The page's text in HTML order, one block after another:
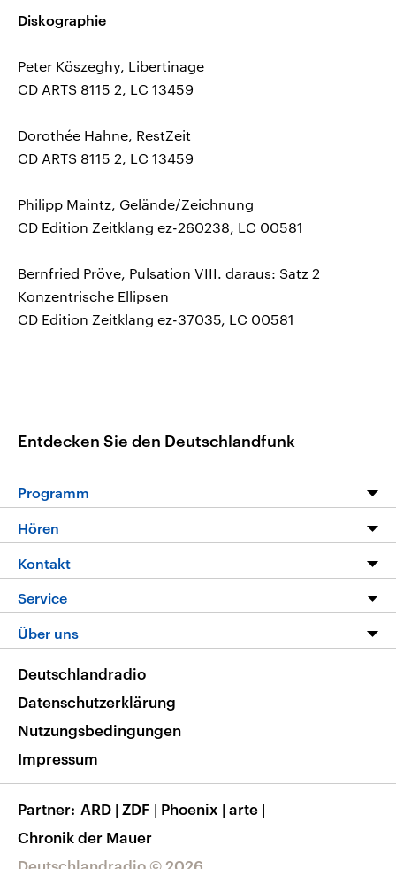
Diskographie
Peter Köszeghy, Libertinage
CD ARTS 8115 2, LC 13459
Dorothée Hahne, RestZeit
CD ARTS 8115 2, LC 13459
Philipp Maintz, Gelände/Zeichnung
CD Edition Zeitklang ez-260238, LC 00581
Bernfried Pröve, Pulsation VIII. daraus: Satz 2
Konzentrische Ellipsen
CD Edition Zeitklang ez-37035, LC 00581
Entdecken Sie den Deutschlandfunk
Programm
Die Nachrichten
Nachrichtenleicht
Neue Beiträge auf dlf.de
Hören
Livestream
Podcasts
Deutschlandfunk App
Nachrichten App
Frequenzen
Kontakt
Hörerservice
Service
FAQ
Veranstaltungen
Musikliste
RSS
Über uns
Barrierefreiheit
Deutschlandradio
Datenschutzerklärung
Nutzungsbedingungen
Impressum
Partner ARD | ZDF | Phoenix | arte |
Chronik der Mauer